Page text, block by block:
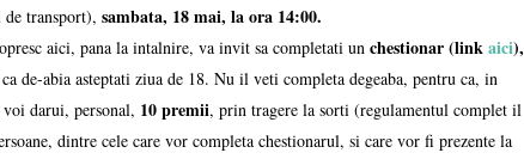
transport), sambata, 18 mai, la ora 14:00.
aici, pana la intalnire, va invit sa completati un chestionar (linkaici),
de-abia asteptati ziua de 18. Nu il veti completa degeaba, pentru ca, in
darui, personal, 10 premii, prin tragere la sorti (regulamentul complet il
dintre cele care vor completa chestionarul, si care vor fi prezente la